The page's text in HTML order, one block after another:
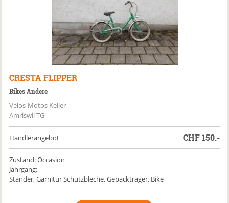
CRESTA FLIPPER
Bikes Andere
Velos-Motos Keller
Amriswil TG
Händlerangebot CHF150.-
Zustand: Occasion
Jahrgang:
Ständer, Garnitur Schutzbleche, Gepäckträger, Bike